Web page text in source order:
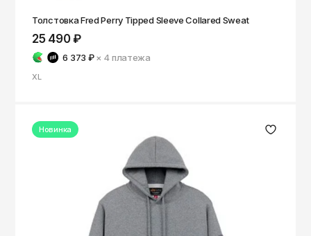
Толстовка Fred Perry Tipped Sleeve Collared Sweat
25 490 ₽
6 373 ₽ × 4платежа
XL
Новинка